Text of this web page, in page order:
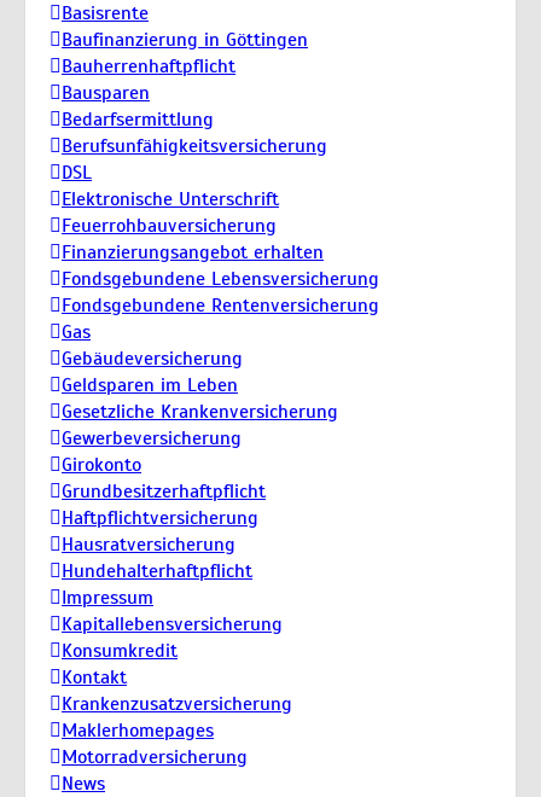
Basisrente
Baufinanzierung in Göttingen
Bauherrenhaftpflicht
Bausparen
Bedarfsermittlung
Berufs­unfähigkeitsversicherung
DSL
Elektronische Unterschrift
Feuerrohbauversicherung
Finanzierungsangebot erhalten
Fondsgebundene Lebensversicherung
Fondsgebundene Rentenversicherung
Gas
Gebäudeversicherung
Geldsparen im Leben
Gesetzliche Krankenversicherung
Gewerbeversicherung
Girokonto
Grundbesitzerhaftpflicht
Haftpflichtversicherung
Hausratversicherung
Hundehalterhaftpflicht
Impressum
Kapitallebensversicherung
Konsumkredit
Kontakt
Krankenzusatzversicherung
Maklerhomepages
Motorradversicherung
News